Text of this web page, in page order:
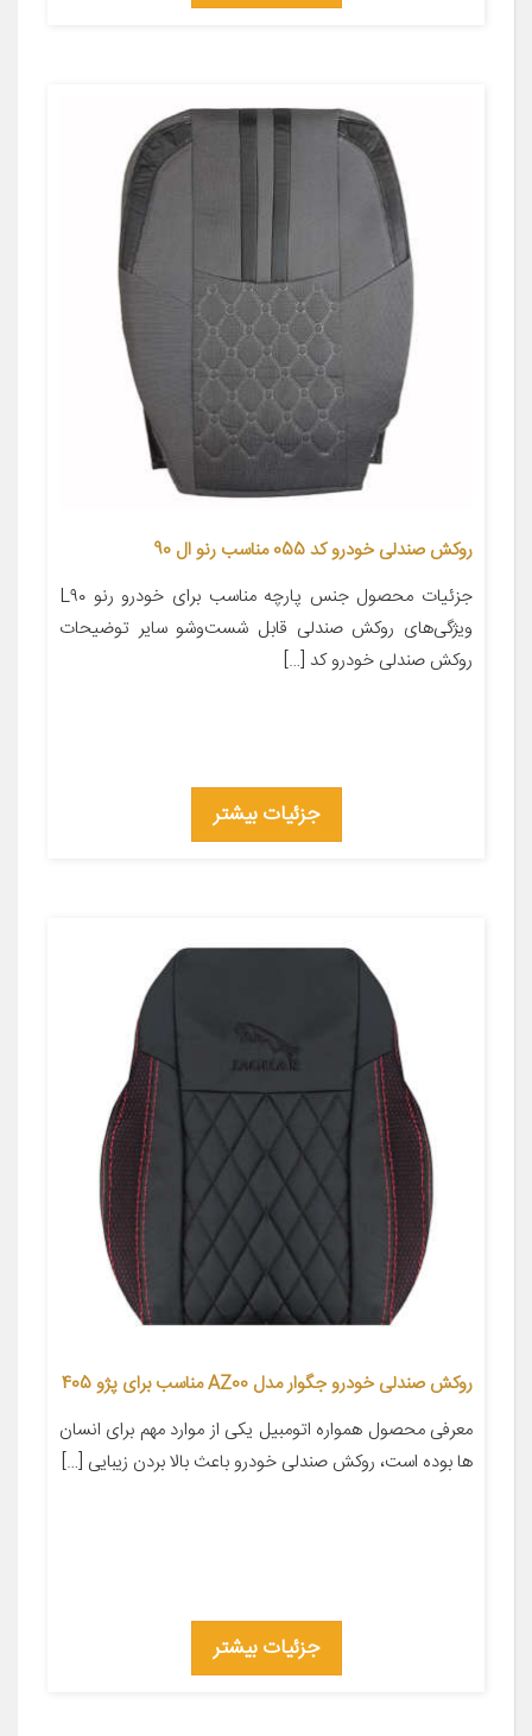
روکش صندلی خودرو کد 055 مناسب رنو ال 90
جزئیات محصول جنس پارچه مناسب برای خودرو رنو L۹۰
ویژگی‌های روکش صندلی قابل شست‌وشو سایر توضیحات
روکش صندلی خودرو کد […]
جزئیات بیشتر
روکش صندلی خودرو جگوار مدل AZ00 مناسب برای پژو 405
معرفی محصول همواره اتومبیل یکی از موارد مهم برای انسان
ها بوده است، روکش صندلی خودرو باعث بالا بردن زیبایی […]
جزئیات بیشتر